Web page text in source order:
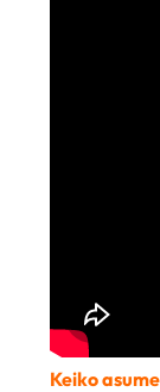
Keiko